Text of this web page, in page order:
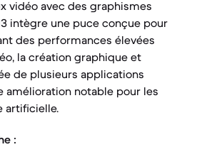
vidéo avec des graphismes
intègre une puce conçue pour
des performances élevées
la création graphique et
de plusieurs applications
amélioration notable pour les
artificielle.
: